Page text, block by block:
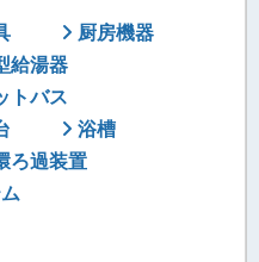
厨房機器
給湯器
トバス
浴槽
ろ過装置